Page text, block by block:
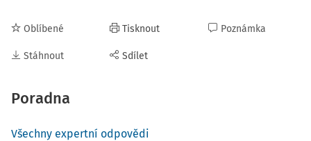
Oblíbené
Stáhnout
Tisknout
Sdílet
Poznámka
Poradna
Všechny expertní odpovědi